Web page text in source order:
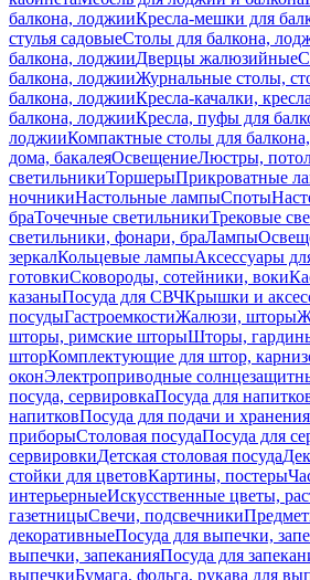
балкона, лоджииКресла-мешки для
стулья садовыеСтолы для балкона,
балкона, лоджииДверцы жалюзийные
балкона, лоджииЖурнальные столы,
балкона, лоджииКресла-качалки,
балкона, лоджииКресла, пуфы для
лоджииКомпактные столы для
дома, бакалеяОсвещениеЛюстры,
светильникиТоршерыПрикроватные
ночникиНастольные лампыСпоты
браТочечные светильникиТрековые
светильники, фонари, браЛампы
зеркалКольцевые лампыАксессуары
готовкиСковороды, сотейники, воки
казаныПосуда для СВЧКрышки и
посудыГастроемкостиЖалюзи, шторы
шторы, римские шторыШторы,
шторКомплектующие для штор,
оконЭлектроприводные
посуда, сервировкаПосуда для
напитковПосуда для подачи и
приборыСтоловая посудаПосуда для
сервировкиДетская столовая посуда
стойки для цветовКартины, постеры
интерьерныеИскусственные цветы,
газетницыСвечи, подсвечники
декоративныеПосуда для выпечки,
выпечки, запеканияПосуда для
выпечкиБумага, фольга, рукава для